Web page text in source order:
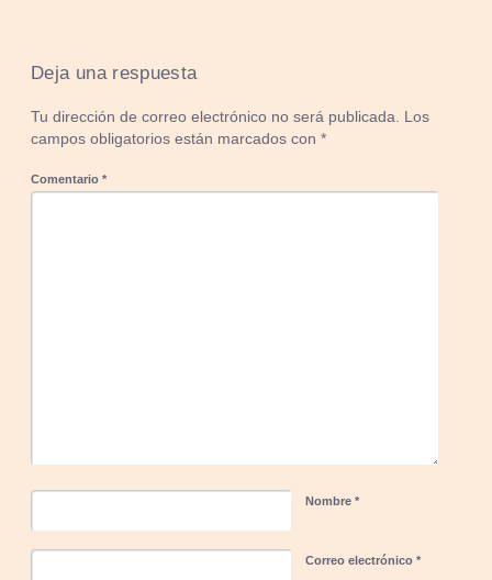
Deja una respuesta
Tu dirección de correo electrónico no será publicada. Los
campos obligatorios están marcados con*
Comentario*
Nombre*
Correo electrónico*